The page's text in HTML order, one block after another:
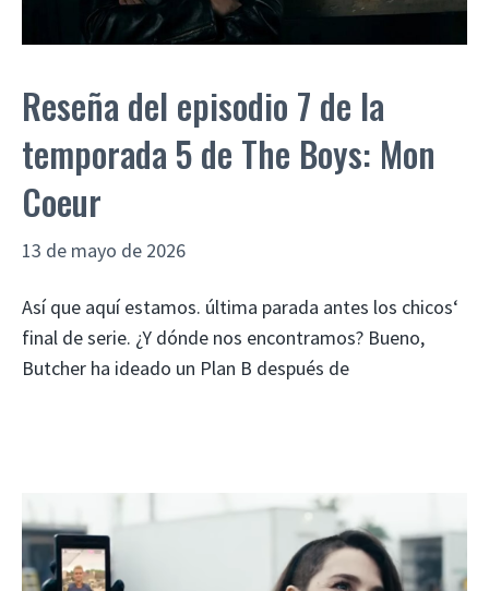
Reseña del episodio 7 de la
temporada 5 de The Boys: Mon
Coeur
13 de mayo de 2026
Así que aquí estamos. última parada antes los chicos‘
final de serie. ¿Y dónde nos encontramos? Bueno,
Butcher ha ideado un Plan B después de